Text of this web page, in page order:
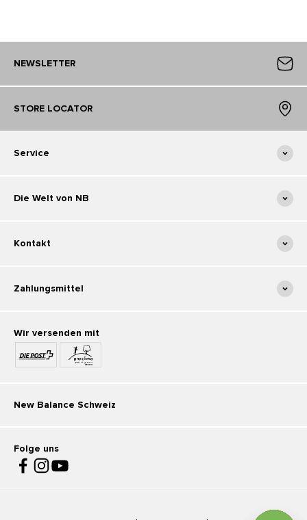
NEWSLETTER
STORE LOCATOR
Service
Die Welt von NB
Kontakt
New Balance Schweiz
Folge uns
Wir versenden mit
Zahlungsmittel